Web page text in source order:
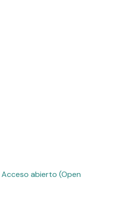
Acceso abierto (Open